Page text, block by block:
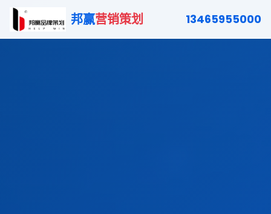
邦赢营销策划 13465955000